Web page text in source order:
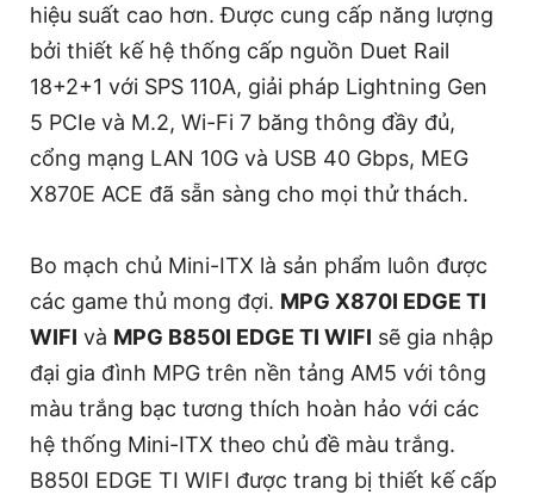
hiệu suất cao hơn. Được cung cấp năng lượng
bởi thiết kế hệ thống cấp nguồn Duet Rail
18+2+1 với SPS 110A, giải pháp Lightning Gen
5 PCIe và M.2, Wi-Fi 7 băng thông đầy đủ,
cổng mạng LAN 10G và USB 40 Gbps, MEG
X870E ACE đã sẵn sàng cho mọi thử thách.
Bo mạch chủ Mini-ITX là sản phẩm luôn được
các game thủ mong đợi. MPG X870I EDGE TI
WIFI và MPG B850I EDGE TI WIFI sẽ gia nhập
đại gia đình MPG trên nền tảng AM5 với tông
màu trắng bạc tương thích hoàn hảo với các
hệ thống Mini-ITX theo chủ đề màu trắng.
B850I EDGE TI WIFI được trang bị thiết kế cấp